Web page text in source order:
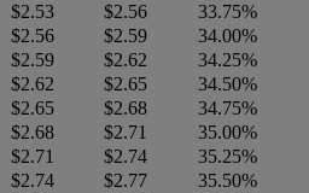
$2.53
$2.56
33.75%
$2.56
$2.59
34.00%
$2.59
$2.62
34.25%
$2.62
$2.65
34.50%
$2.65
$2.68
34.75%
$2.68
$2.71
35.00%
$2.71
$2.74
35.25%
$2.74
$2.77
35.50%